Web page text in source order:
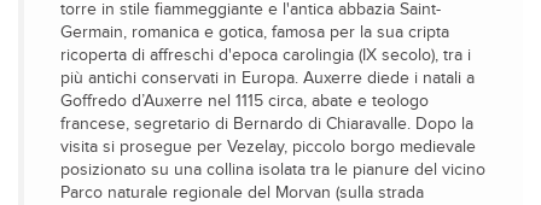
torre in stile fiammeggiante e l'antica abbazia Saint-
Germain, romanica e gotica, famosa per la sua cripta
ricoperta di affreschi d'epoca carolingia (IX secolo), tra i
più antichi conservati in Europa. Auxerre diede i natali a
Goffredo d’Auxerre nel 1115 circa, abate e teologo
francese, segretario di Bernardo di Chiaravalle. Dopo la
visita si prosegue per Vezelay, piccolo borgo medievale
posizionato su una collina isolata tra le pianure del vicino
Parco naturale regionale del Morvan (sulla strada